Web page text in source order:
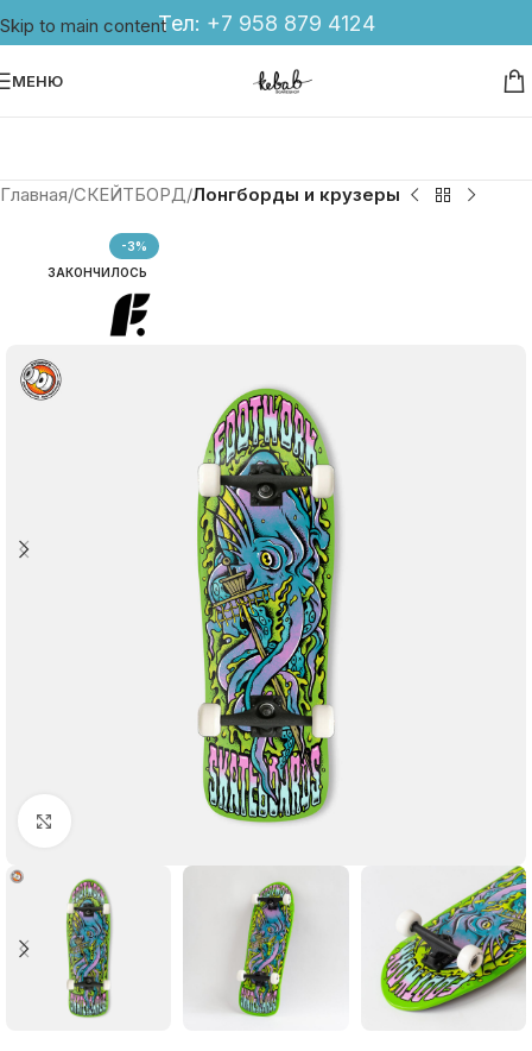
Skip to main contentТел: +7 958 879 4124
МЕНЮ
Главная СКЕЙТБОРД Лонгборды и крузеры
-3%
ЗАКОНЧИЛОСЬ